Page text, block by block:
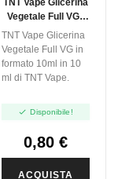
TNT Vape Glicerina
Vegetale Full VG -
10ml
TNT Vape Glicerina
Vegetale Full VG in
formato 10ml in 10
ml di TNT Vape.
 Disponibile!
0,80 €
ACQUISTA